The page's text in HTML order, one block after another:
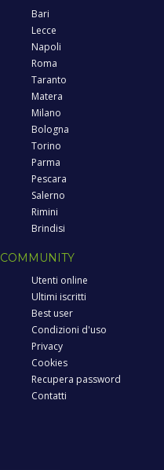
Bari
Lecce
Napoli
Roma
Taranto
Matera
Milano
Bologna
Torino
Parma
Pescara
Salerno
Rimini
Brindisi
COMMUNITY
Utenti online
Ultimi iscritti
Best user
Condizioni d'uso
Privacy
Cookies
Recupera password
Contatti